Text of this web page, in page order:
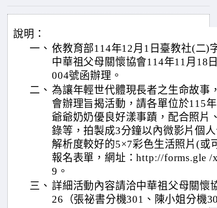
說明：
一、 依教育部114年12月1日臺教社(二)
中華祖父母關懷協會114年11月18
004號函辦理。
二、 為讓年輕世代體現長者之生命故事
會辦理旨揭活動，請各單位於115
爺爺奶奶優良好漾事蹟，配合照片
錄等，拍製成3分鐘以內微影片個
解析度較好的5×7彩色生活照片(或
報名表單，網址：http://forms.gle
9。
三、 詳細活動內容請洽中華祖父母關懷
26（張祕書分機301、陳小姐分機